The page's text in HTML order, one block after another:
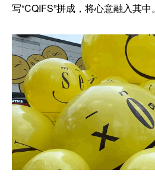
写“CQIFS”拼成，将心意融入其中。